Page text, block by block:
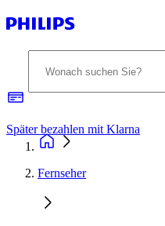
Später bezahlen mit Klarna
Fernseher